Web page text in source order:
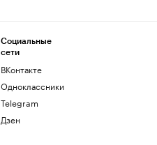
Социальные
сети
ВКонтакте
Одноклассники
Telegram
Дзен